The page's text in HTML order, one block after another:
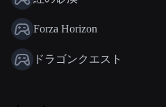
Forza Horizon
ドラゴンクエスト